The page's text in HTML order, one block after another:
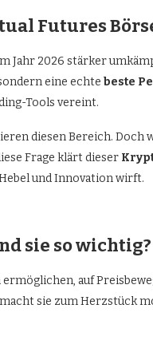
Futures
2026 stärker
eine echte beste
Tools vereint.
diesen Bereich.
Frage klärt dieser
und Innovation wirft.
sie so wichtig?
auf
macht sie zum Herzstück